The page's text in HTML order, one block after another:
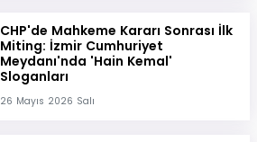
CHP'de Mahkeme Kararı Sonrası İlk
Miting: İzmir Cumhuriyet
Meydanı'nda 'Hain Kemal'
Sloganları
26 Mayıs 2026 Salı